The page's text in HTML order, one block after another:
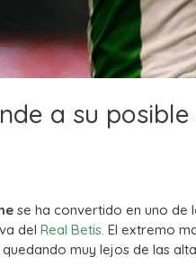
a su
se ha convertido en uno de
del Real Betis. El extremo
muy lejos de las